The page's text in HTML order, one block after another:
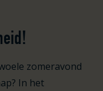
zomeravond
In het